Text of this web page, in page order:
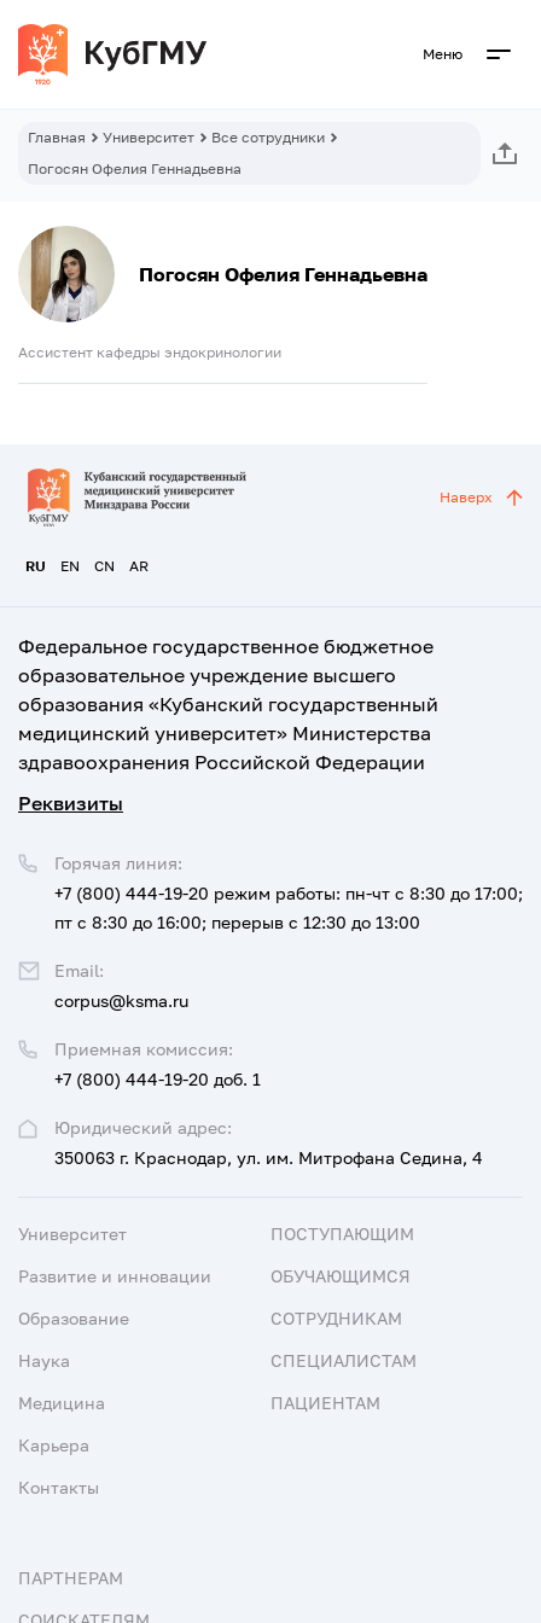
Меню
Главная Университет
Все сотрудники
Погосян Офелия Геннадьевна
Погосян Офелия Геннадьевна
Ассистент кафедры эндокринологии
RU EN CN AR
Наверх
Федеральное государственное бюджетное
образовательное учреждение высшего
образования «Кубанский государственный
медицинский университет» Министерства
здравоохранения Российской Федерации
Реквизиты
Юридический адрес:
350063 г. Краснодар, ул. им. Митрофана Седина, 4
Приемная комиссия:
+7 (800) 444-19-20 доб. 1
Горячая линия:
+7 (800) 444-19-20 режим работы: пн-чт с 8:30 до 17:00;
пт с 8:30 до 16:00; перерыв с 12:30 до 13:00
Email:
corpus@ksma.ru
Университет
Развитие и инновации
Образование
Наука
Медицина
Карьера
Контакты
ПОСТУПАЮЩИМ
ОБУЧАЮЩИМСЯ
СОТРУДНИКАМ
СПЕЦИАЛИСТАМ
ПАЦИЕНТАМ
ПАРТНЕРАМ